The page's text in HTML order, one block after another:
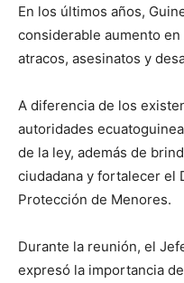
En los últimos años,
considerable aumento
atracos, asesinatos y
A diferencia de los
autoridades
de la ley, además de
ciudadana y fortalecer el
Protección de Menores.
Durante la reunión, el
expresó la importancia